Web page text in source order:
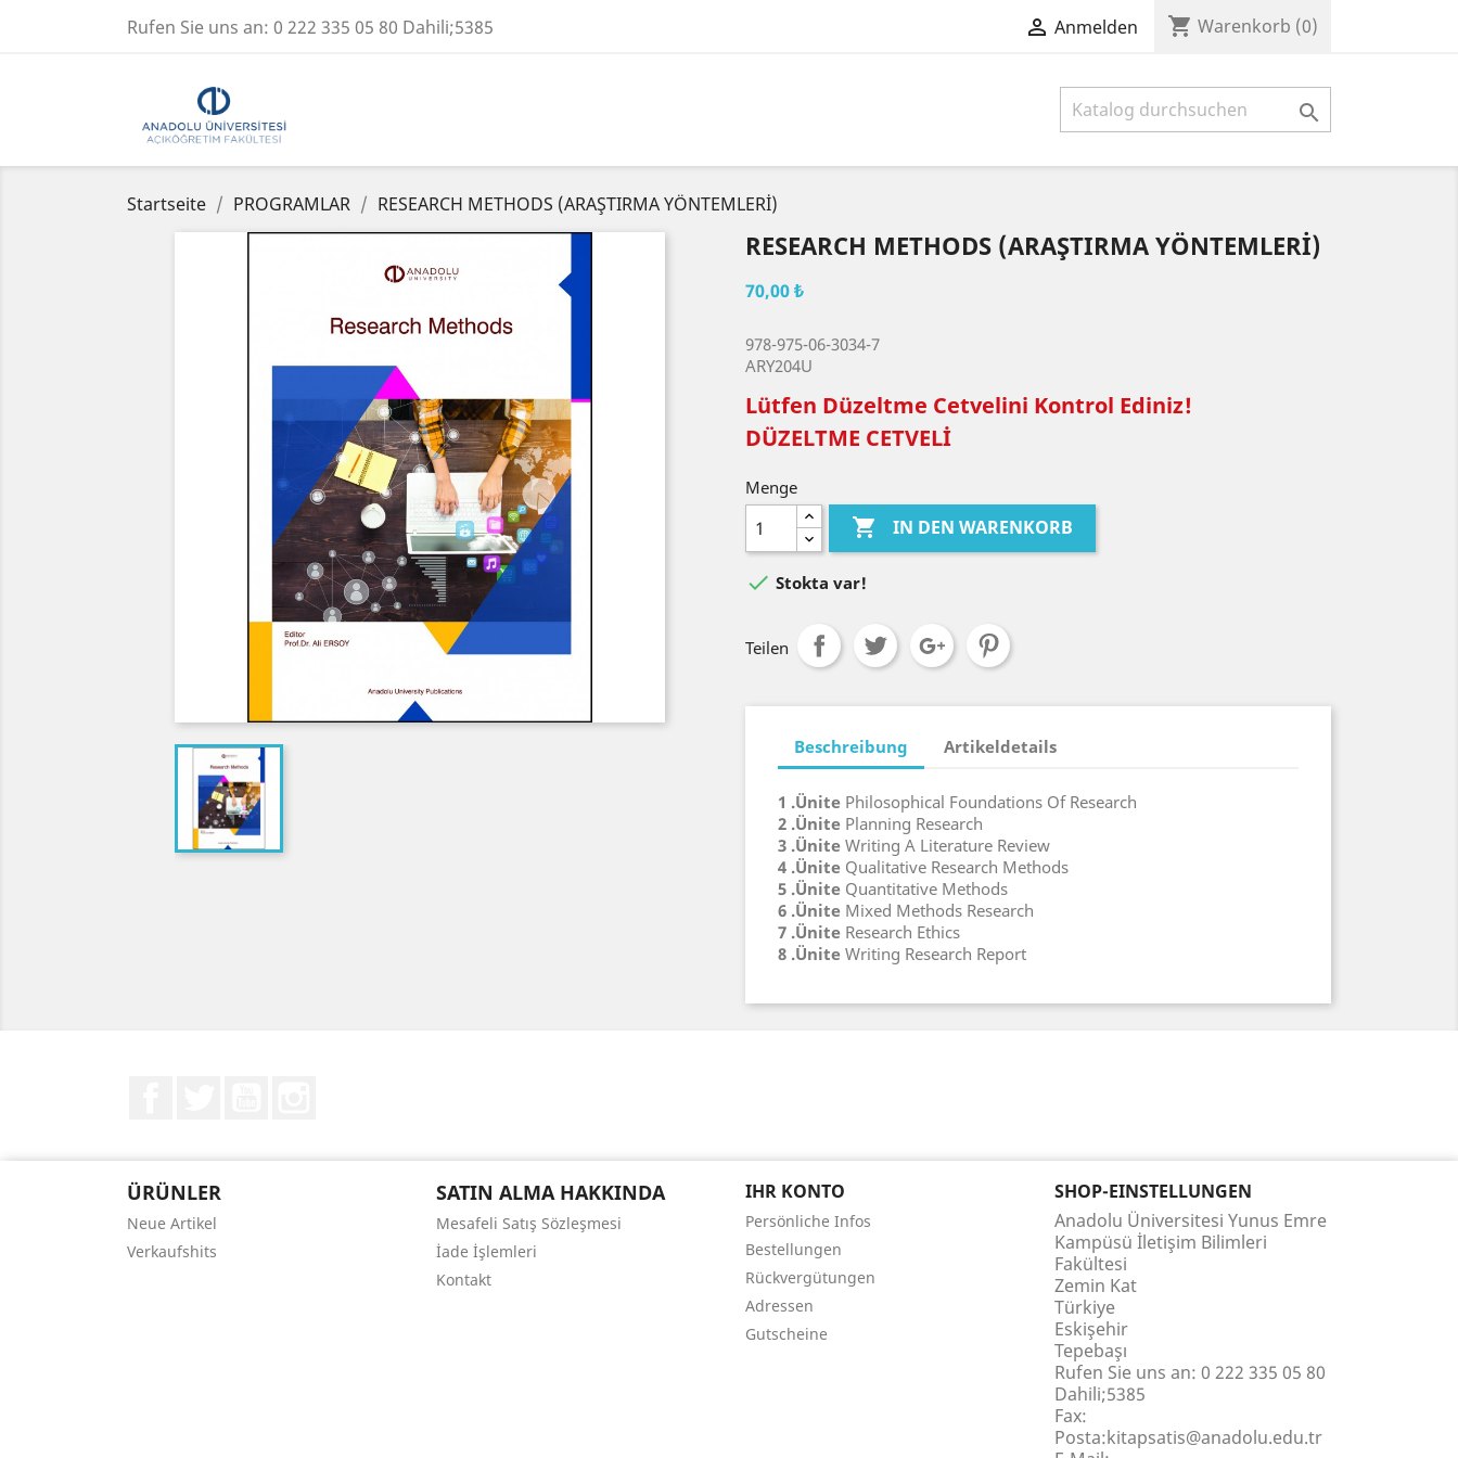
Rufen Sie uns an: 0 222 335 05 80 Dahili;5385  Anmelden shopping_cart Warenkorb (0)

Startseite PROGRAMLAR RESEARCH METHODS (ARAŞTIRMA YÖNTEMLERİ)
RESEARCH METHODS (ARAŞTIRMA YÖNTEMLERİ)
70,00 ₺
978-975-06-3034-7
ARY204U
Lütfen Düzeltme Cetvelini Kontrol Ediniz!
DÜZELTME CETVELİ
Menge
 IN DEN WARENKORB
 Stokta var!
Teilen
Beschreibung Artikeldetails
1 .Ünite Philosophical Foundations Of Research
2 .Ünite Planning Research
3 .Ünite Writing A Literature Review
4 .Ünite Qualitative Research Methods
5 .Ünite Quantitative Methods
6 .Ünite Mixed Methods Research
7 .Ünite Research Ethics
8 .Ünite Writing Research Report
ÜRÜNLER
Neue Artikel
Verkaufshits
SATIN ALMA HAKKINDA
Mesafeli Satış Sözleşmesi
İade İşlemleri
Kontakt
IHR KONTO
Persönliche Infos
Bestellungen
Rückvergütungen
Adressen
Gutscheine
SHOP-EINSTELLUNGEN
Anadolu Üniversitesi Yunus Emre
Kampüsü İletişim Bilimleri
Fakültesi
Zemin Kat
Türkiye
Eskişehir
Tepebaşı
Rufen Sie uns an: 0 222 335 05 80
Dahili;5385
Fax:
Posta:kitapsatis@anadolu.edu.tr